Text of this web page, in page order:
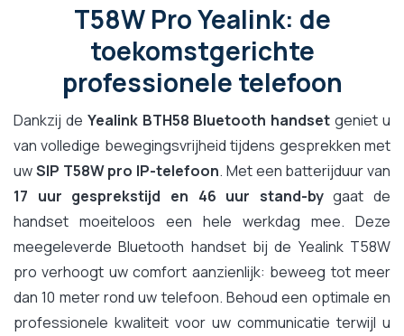
T58W Pro Yealink: de
toekomstgerichte
professionele telefoon
Dankzij de Yealink BTH58 Bluetooth handset geniet u
van volledige bewegingsvrijheid tijdens gesprekken met
uwSIP T58W pro IP-telefoon. Met een batterijduur van
17 uur gesprekstijd en 46 uur stand-bygaat de
handset moeiteloos een hele werkdag mee. Deze
meegeleverde Bluetooth handset bij de Yealink T58W
pro verhoogt uw comfort aanzienlijk: beweeg tot meer
dan 10 meter rond uw telefoon. Behoud een optimale en
professionele kwaliteit voor uw communicatie terwijl u